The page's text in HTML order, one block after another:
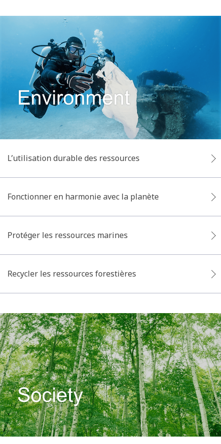
L’utilisation durable des ressources
Fonctionner en harmonie avec la planète
Protéger les ressources marines
Recycler les ressources forestières